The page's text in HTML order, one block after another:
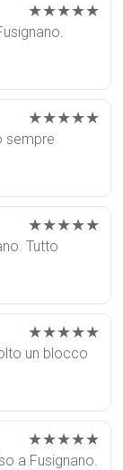
★★★★★
★★★★★
sempre
★★★★★
Tutto
★★★★★
un blocco
★★★★★
a Fusignano.